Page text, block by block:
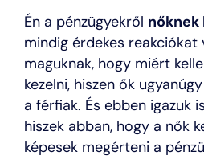
Én a pénzügyekről nőknek
mindig érdekes reakciókat
maguknak, hogy miért
kezelni, hiszen ők
a férfiak. És ebben igazuk
hiszek abban, hogy a nők
képesek megérteni a